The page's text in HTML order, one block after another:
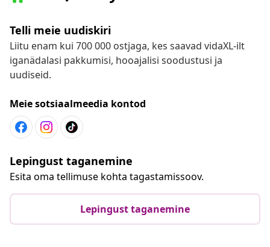
Telli meie uudiskiri
Liitu enam kui 700 000 ostjaga, kes saavad vidaXL-ilt
iganädalasi pakkumisi, hooajalisi soodustusi ja
uudiseid.
Meie sotsiaalmeedia kontod
Lepingust taganemine
Esita oma tellimuse kohta tagastamissoov.
Lepingust taganemine